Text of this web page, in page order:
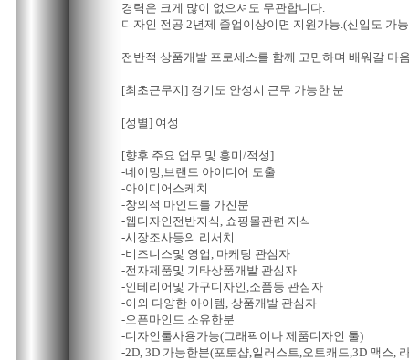
경력은 크게 많이 없으셔도 무관합니다.
디자인 전공 2년제 졸업이상이면 지원가능.(신입도 가
전반적 상품개발 프로세스를 함께 고민하며 배워갈 마
[최초근무지] 경기도 안성시 근무 가능한 분
[성별] 여성
[향후 주요 업무 및 흥미/적성]
-네이밍,브랜드 아이디어 도출
-아이디어스케치
-창의적 마인드를 가진분
-웹디자인전반지식, 쇼핑몰관련 지식
-시장조사등의 리서치
-비즈니스및 영업, 마케팅 관심자
-전자제품및 기타상품개발 관심자
-인테리어및 가구디자인,소품등 관심자
-이외 다양한 아이템, 상품개발 관심자
-오픈마인드 소유한분
-디자인툴사용가능(그래픽이나 제품디자인 툴)
-2D, 3D 가능한분(포토샵,일러스트,오토캐드,3D 맥스,